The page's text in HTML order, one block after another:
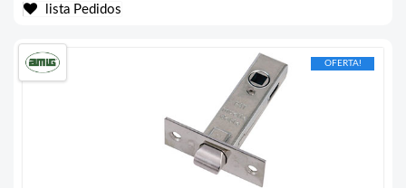
lista Pedidos
OFERTA!